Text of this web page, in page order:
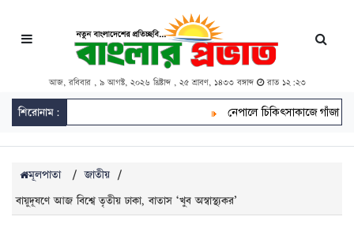
আজ, রবিবার , ৯ আগস্ট, ২০২৬ খ্রিষ্টাব্দ , ২৫ শ্রাবণ, ১৪৩৩ বঙ্গাব্দ রাত ১২:২৩
শিরোনাম: নেপালে চিকিৎসাকাজে গাঁজা বৈধ,
মূলপাতা / জাতীয় /
বায়ুদূষণে আজ বিশ্বে তৃতীয় ঢাকা, বাতাস ‘খুব অস্বাস্থ্যকর’